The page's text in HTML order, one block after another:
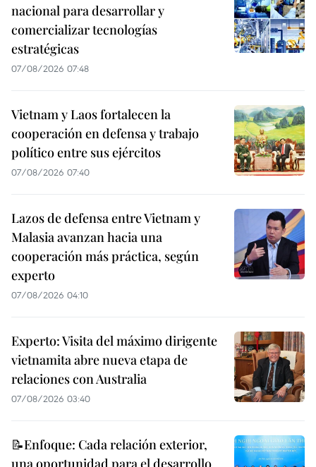
nacional para desarrollar y
comercializar tecnologías
estratégicas
07/08/2026 07:48
Vietnam y Laos fortalecen la
cooperación en defensa y trabajo
político entre sus ejércitos
07/08/2026 07:40
Lazos de defensa entre Vietnam y
Malasia avanzan hacia una
cooperación más práctica, según
experto
07/08/2026 04:10
Experto: Visita del máximo dirigente
vietnamita abre nueva etapa de
relaciones con Australia
07/08/2026 03:40
📝Enfoque: Cada relación exterior,
una oportunidad para el desarrollo